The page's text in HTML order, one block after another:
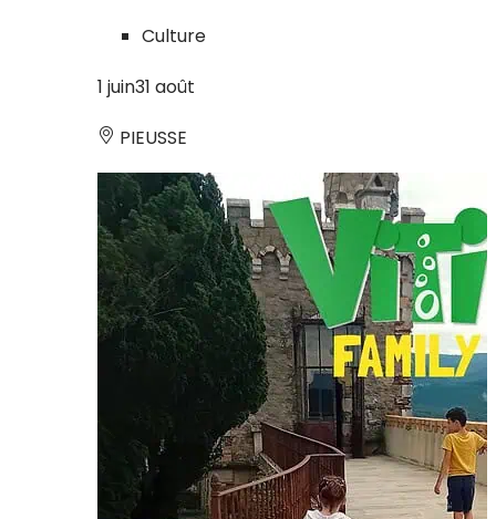
Culture
1 juin31 août
PIEUSSE